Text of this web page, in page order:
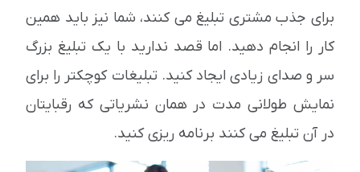
برای جذب مشتری تبلیغ می کنند، شما نیز باید همین
کار را انجام دهید. اما قصد ندارید با یک تبلیغ بزرگ
سر و صدای زیادی ایجاد کنید. تبلیغات کوچکتر را برای
نمایش طولانی مدت در همان نشریاتی که رقبایتان
در آن تبلیغ می کنند برنامه ریزی کنید.